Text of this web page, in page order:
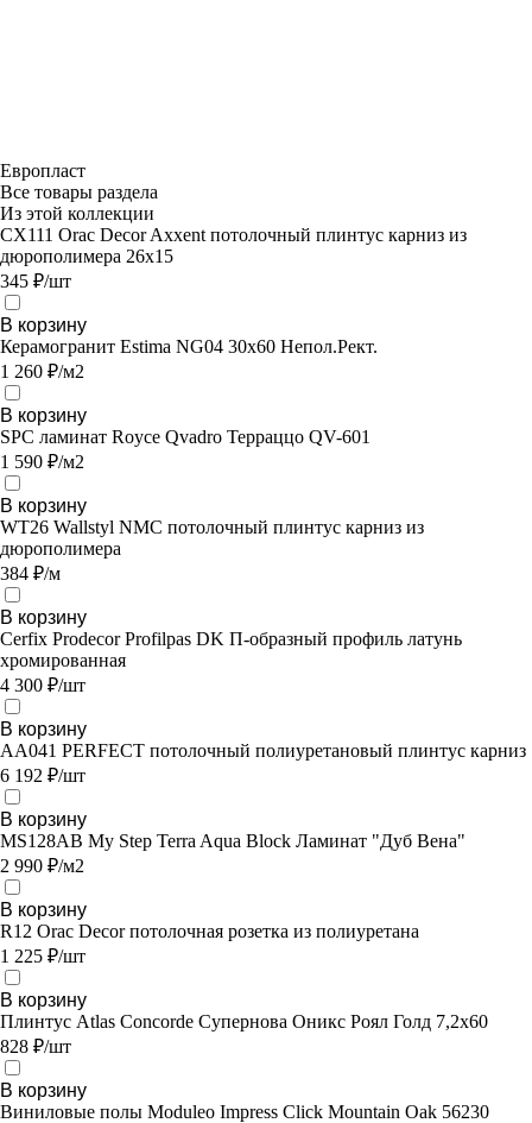
Европласт
Все товары раздела
Из этой коллекции
CX111 Orac Decor Axxent потолочный плинтус карниз из
дюрополимера 26х15
345 ₽/шт
В корзину
Керамогранит Estima NG04 30x60 Непол.Рект.
1 260 ₽/м2
В корзину
SPC ламинат Royce Qvadro Терраццо QV-601
1 590 ₽/м2
В корзину
WT26 Wallstyl NMC потолочный плинтус карниз из
дюрополимера
384 ₽/м
В корзину
Cerfix Prodecor Profilpas DK П-образный профиль латунь
хромированная
4 300 ₽/шт
В корзину
AA041 PERFECT потолочный полиуретановый плинтус карниз
6 192 ₽/шт
В корзину
MS128AB My Step Terra Aqua Block Ламинат "Дуб Вена"
2 990 ₽/м2
В корзину
R12 Orac Decor потолочная розетка из полиуретана
1 225 ₽/шт
В корзину
Плинтус Atlas Concorde Супернова Оникс Роял Голд 7,2х60
828 ₽/шт
В корзину
Виниловые полы Moduleo Impress Click Mountain Oak 56230